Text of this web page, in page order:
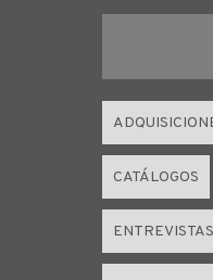
CATÁLOGOS
ENTREVISTAS